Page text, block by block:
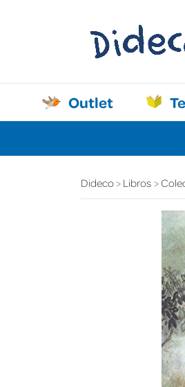
Outlet
Dideco Libros